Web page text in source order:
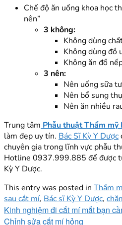
Chế độ ăn uống khoa học
nên”
3 không:
Không dùng
Không dùng đồ
Không ăn đồ
3 nên:
Nên uống sữa
Nên bổ sung
Nên ăn nhiều
Trung tâm Phẫu thuật Thẩm mỹ
làm đẹp uy tín. Bác Sĩ Kỳ Y Dược
chuyên gia trong lĩnh vực phẫu
Hotline 0937.999.885 để được
Kỳ Y Dược.
This entry was posted in Thẩm
sau cắt mí, Bác sĩ Kỳ Y Dược,
Kinh nghiệm đi cắt mí mắt bạn
Chỉnh sửa cắt mí hỏng